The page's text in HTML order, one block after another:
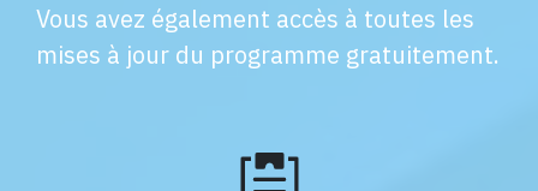
Vous avez également accès à toutes les
mises à jour du programme gratuitement.